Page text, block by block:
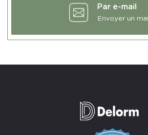
Par e-mail
Envoyer un mail